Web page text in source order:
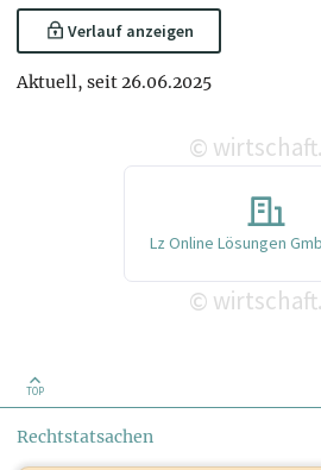
Verlauf anzeigen
Aktuell, seit 26.06.2025
©
Lz Online Lösungen
©
TOP
Rechtstatsachen